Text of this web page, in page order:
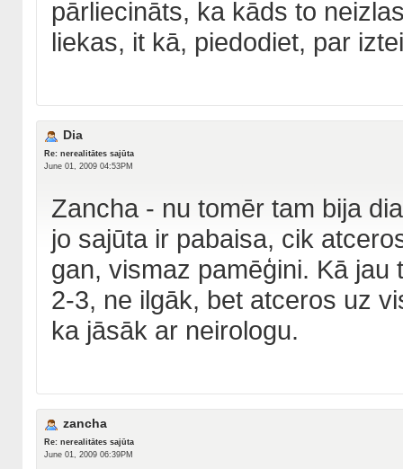
pārliecināts, ka kāds to
liekas, it kā, piedodiet, par
Dia
Re: nerealitātes sajūta
June 01, 2009 04:53PM
Zancha - nu tomēr tam bija
jo sajūta ir pabaisa, cik
gan, vismaz pamēģini. Kā
2-3, ne ilgāk, bet atceros uz
ka jāsāk ar neirologu.
zancha
Re: nerealitātes sajūta
June 01, 2009 06:39PM